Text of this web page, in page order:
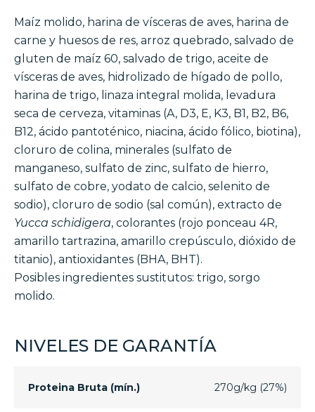
Maíz molido, harina de vísceras de aves, harina de
carne y huesos de res, arroz quebrado, salvado de
gluten de maíz 60, salvado de trigo, aceite de
vísceras de aves, hidrolizado de hígado de pollo,
harina de trigo, linaza integral molida, levadura
seca de cerveza, vitaminas (A, D3, E, K3, B1, B2, B6,
B12, ácido pantoténico, niacina, ácido fólico, biotina),
cloruro de colina, minerales (sulfato de
manganeso, sulfato de zinc, sulfato de hierro,
sulfato de cobre, yodato de calcio, selenito de
sodio), cloruro de sodio (sal común), extracto de
Yucca schidigera, colorantes (rojo ponceau 4R,
amarillo tartrazina, amarillo crepúsculo, dióxido de
titanio), antioxidantes (BHA, BHT).
Posibles ingredientes sustitutos: trigo, sorgo
molido.
NIVELES DE GARANTÍA
Proteina Bruta (mín.) 270g/kg (27%)